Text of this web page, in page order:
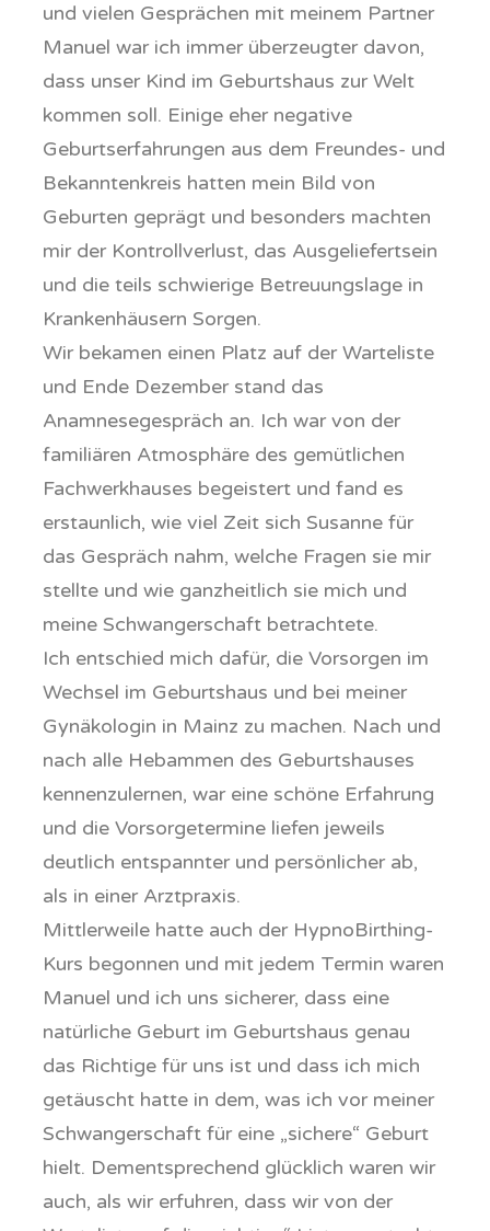
und vielen Gesprächen mit meinem Partner
Manuel war ich immer überzeugter davon,
dass unser Kind im Geburtshaus zur Welt
kommen soll. Einige eher negative
Geburtserfahrungen aus dem Freundes- und
Bekanntenkreis hatten mein Bild von
Geburten geprägt und besonders machten
mir der Kontrollverlust, das Ausgeliefertsein
und die teils schwierige Betreuungslage in
Krankenhäusern Sorgen.
Wir bekamen einen Platz auf der Warteliste
und Ende Dezember stand das
Anamnesegespräch an. Ich war von der
familiären Atmosphäre des gemütlichen
Fachwerkhauses begeistert und fand es
erstaunlich, wie viel Zeit sich Susanne für
das Gespräch nahm, welche Fragen sie mir
stellte und wie ganzheitlich sie mich und
meine Schwangerschaft betrachtete.
Ich entschied mich dafür, die Vorsorgen im
Wechsel im Geburtshaus und bei meiner
Gynäkologin in Mainz zu machen. Nach und
nach alle Hebammen des Geburtshauses
kennenzulernen, war eine schöne Erfahrung
und die Vorsorgetermine liefen jeweils
deutlich entspannter und persönlicher ab,
als in einer Arztpraxis.
Mittlerweile hatte auch der HypnoBirthing-
Kurs begonnen und mit jedem Termin waren
Manuel und ich uns sicherer, dass eine
natürliche Geburt im Geburtshaus genau
das Richtige für uns ist und dass ich mich
getäuscht hatte in dem, was ich vor meiner
Schwangerschaft für eine „sichere“ Geburt
hielt. Dementsprechend glücklich waren wir
auch, als wir erfuhren, dass wir von der